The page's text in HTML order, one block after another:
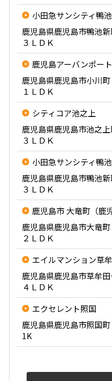
小田急サンシティ鴨
鹿児島県鹿児島市鴨池
３ＬＤＫ
鹿児島アーバンポー
鹿児島県鹿児島市小川町
１ＬＤＫ
シティコア池之上
鹿児島県鹿児島市池之
３ＬＤＫ
小田急サンシティ
鹿児島県鹿児島市鴨池
３ＬＤＫ
鹿児島市 大竜町（鹿
鹿児島県鹿児島市大竜町
２ＬＤＫ
エイルマンション草
鹿児島県鹿児島市草牟
４ＬＤＫ
エクセレント照国
鹿児島県鹿児島市照国町
1K